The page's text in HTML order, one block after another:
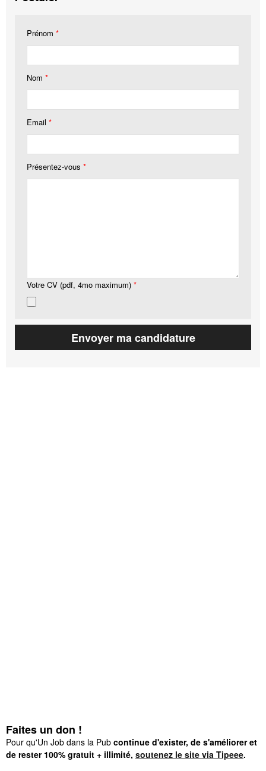
Prénom *
Nom *
Email *
Présentez-vous *
Votre CV (pdf, 4mo maximum) *
Faites un don !
Pour qu'Un Job dans la Pub continue d'exister, de s'améliorer et
de rester 100% gratuit + illimité, soutenez le site via Tipeee.